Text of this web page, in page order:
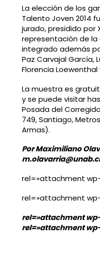
La elección de los
Talento Joven 2014
jurado, presidido por
representación de
integrado además
Paz Carvajal García,
Florencia Loewenthal
La muestra es
y se puede visitar
Posada del
749, Santiago,
Armas).
Por Maximiliano
m.olavarria@unab.cl
rel=»attachment wp-
rel=»attachment wp-
rel=»attachment wp-
rel=»attachment